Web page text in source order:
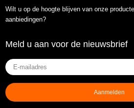
Wilt u op de hoogte blijven van onze
aanbiedingen?
Meld u aan voor de nieuwsbrief
E-
mailadres(Vereist)
Aanmelden